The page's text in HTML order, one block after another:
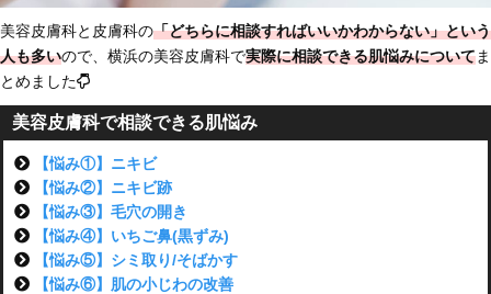
美容皮膚科と皮膚科の「どちらに相談すればいいかわからない」という
人も多いので、横浜の美容皮膚科で実際に相談できる肌悩みについてま
とめました
美容皮膚科で相談できる肌悩み
【悩み①】ニキビ
【悩み②】ニキビ跡
【悩み③】毛穴の開き
【悩み④】いちご鼻(黒ずみ)
【悩み⑤】シミ取り/そばかす
【悩み⑥】肌の小じわの改善